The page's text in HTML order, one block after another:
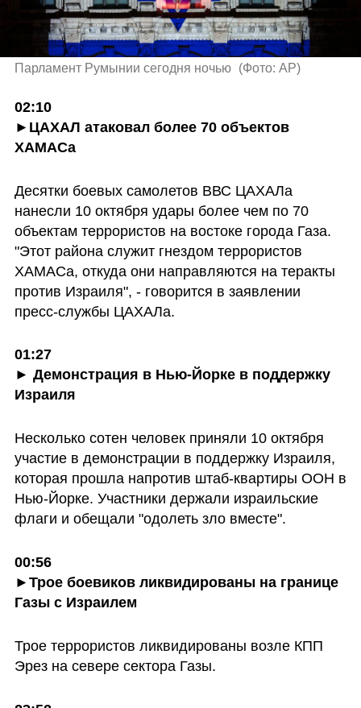
Парламент Румынии сегодня ночью (Фото: AP)
02:10
►ЦАХАЛ атаковал более 70 объектов
ХАМАСа
Десятки боевых самолетов ВВС ЦАХАЛа
нанесли 10 октября удары более чем по 70
объектам террористов на востоке города Газа.
"Этот района служит гнездом террористов
ХАМАСа, откуда они направляются на теракты
против Израиля", - говорится в заявлении
пресс-службы ЦАХАЛа.
01:27
► Демонстрация в Нью-Йорке в поддержку
Израиля
Несколько сотен человек приняли 10 октября
участие в демонстрации в поддержку Израиля,
которая прошла напротив штаб-квартиры ООН в
Нью-Йорке. Участники держали израильские
флаги и обещали "одолеть зло вместе".
00:56
►Трое боевиков ликвидированы на границе
Газы с Израилем
Трое террористов ликвидированы возле КПП
Эрез на севере сектора Газы.